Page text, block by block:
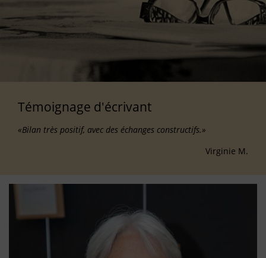
Témoignage d'écrivant
«Bilan très positif, avec des échanges constructifs.»
Virginie M.